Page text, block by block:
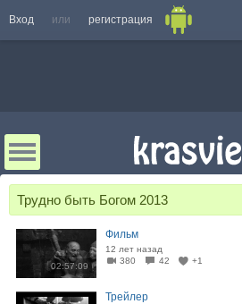
Вход или регистрация
Трудно быть Богом 2013
02:57:09
Фильм
12 лет назад
380
42 +1
Трейлер